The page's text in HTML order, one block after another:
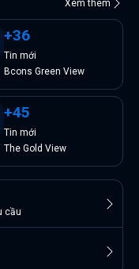
Xem thêm
+36
Tin mới
Bcons Green View
+45
Tin mới
The Gold View
cầu